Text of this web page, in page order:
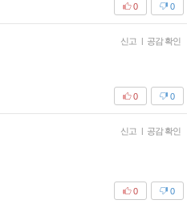
0
0
신고 | 공감 확인
0
0
신고 | 공감 확인
0
0